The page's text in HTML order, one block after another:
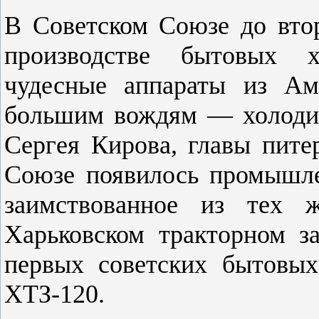
В Советском Союзе до
производстве бытовых
чудесные аппараты из
большим вождям —
Сергея Кирова, главы
Союзе появилось
заимствованное из
Харьковском тракторном
первых советских
ХТЗ-120.